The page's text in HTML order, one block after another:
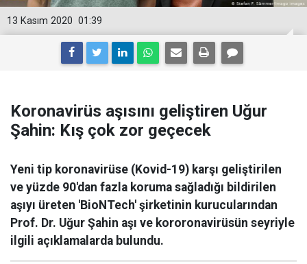
01:39
13 Kasım 2020
Koronavirüs aşısını geliştiren Uğur
Şahin: Kış çok zor geçecek
Yeni tip koronavirüse (Kovid-19) karşı geliştirilen
ve yüzde 90'dan fazla koruma sağladığı bildirilen
aşıyı üreten 'BioNTech' şirketinin kurucularından
Prof. Dr. Uğur Şahin aşı ve kororonavirüsün seyriyle
ilgili açıklamalarda bulundu.